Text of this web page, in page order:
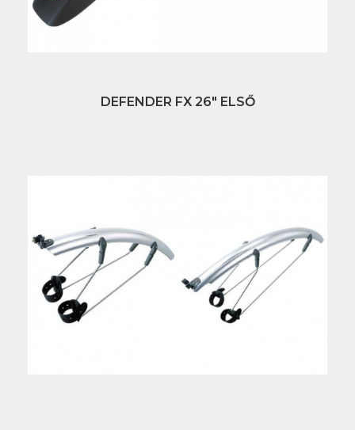
DEFENDER FX 26" ELSŐ